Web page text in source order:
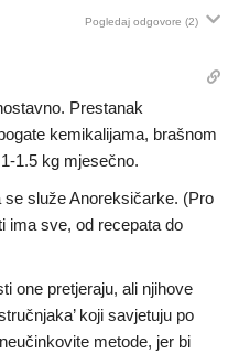
Pogledaj odgovore (2)
Prestanak
kemikalijama, brašnom
1.5 kg mjesečno.
služe Anoreksičarke. (Pro
ima sve, od recepata do
one pretjeraju, ali njihove
koji savjetuju po
metode, jer bi